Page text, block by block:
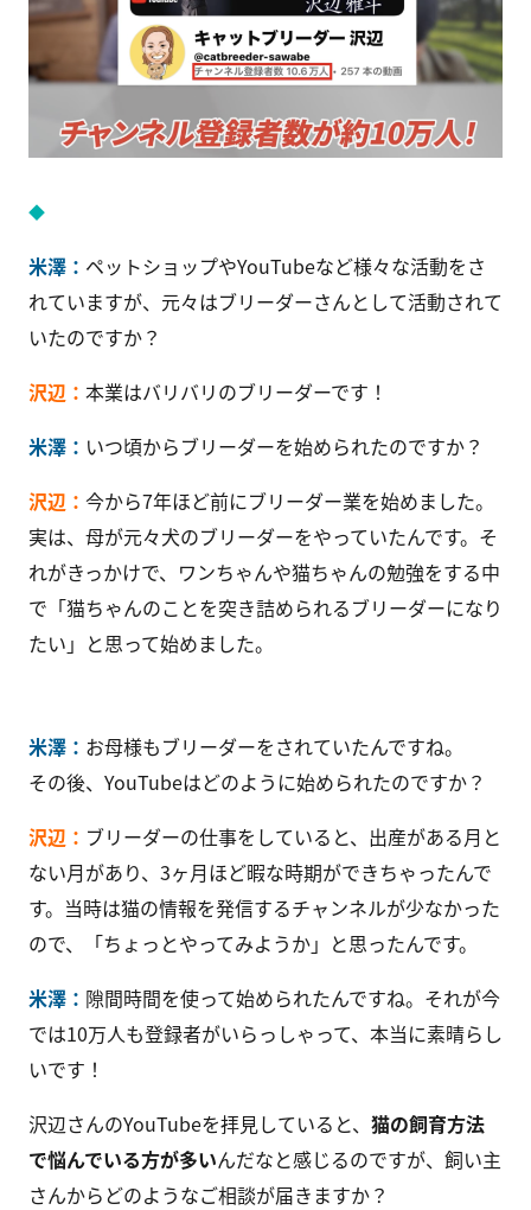
米澤： ペットショップやYouTubeなど様々な活動をさ
れていますが、元々はブリーダーさんとして活動されて
いたのですか？
沢辺： 本業はバリバリのブリーダーです！
米澤： いつ頃からブリーダーを始められたのですか？
沢辺： 今から7年ほど前にブリーダー業を始めました。
実は、母が元々犬のブリーダーをやっていたんです。そ
れがきっかけで、ワンちゃんや猫ちゃんの勉強をする中
で「猫ちゃんのことを突き詰められるブリーダーになり
たい」と思って始めました。
米澤： お母様もブリーダーをされていたんですね。
その後、YouTubeはどのように始められたのですか？
沢辺： ブリーダーの仕事をしていると、出産がある月と
ない月があり、3ヶ月ほど暇な時期ができちゃったんで
す。当時は猫の情報を発信するチャンネルが少なかった
ので、「ちょっとやってみようか」と思ったんです。
米澤： 隙間時間を使って始められたんですね。それが今
では10万人も登録者がいらっしゃって、本当に素晴らし
いです！
沢辺さんのYouTubeを拝見していると、 猫の飼育方法
で悩んでいる方が多いんだなと感じるのですが、飼い主
さんからどのようなご相談が届きますか？